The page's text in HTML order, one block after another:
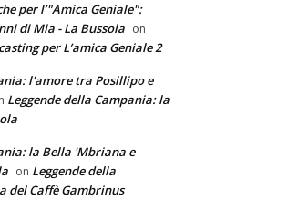
per l’"Amica Geniale":
di Mia - La Bussola on
per L’amica Geniale 2
l'amore tra Posillipo e
Leggende della Campania: la
la Bella 'Mbriana e
on Leggende della
del Caffè Gambrinus